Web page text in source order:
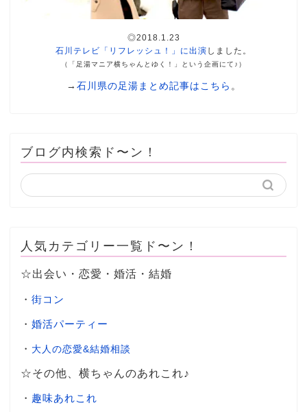
◎2018.1.23
石川テレビ「リフレッシュ！」に出演 しました。
（「足湯マニア横ちゃんとゆく！」という企画にて♪）
→ 石川県の足湯まとめ記事はこちら 。
ブログ内検索ド〜ン！
人気カテゴリー一覧ド〜ン！
☆出会い・恋愛・婚活・結婚
・ 街コン
・ 婚活パーティー
・ 大人の恋愛&結婚相談
☆その他、横ちゃんのあれこれ♪
・ 趣味あれこれ